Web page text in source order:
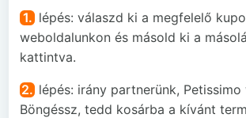
1. lépés: válaszd ki a megfelelő
weboldalunkon és másold ki a
kattintva.
2. lépés: irány partnerünk, Petissimo
Böngéssz, tedd kosárba a kívánt